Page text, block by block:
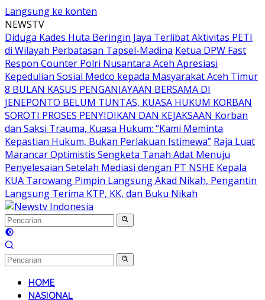
Langsung ke konten
NEWSTV
Diduga Kades Huta Beringin Jaya Terlibat Aktivitas PETI
di Wilayah Perbatasan Tapsel-Madina Ketua DPW Fast
Respon Counter Polri Nusantara Aceh Apresiasi
Kepedulian Sosial Medco kepada Masyarakat Aceh Timur
8 BULAN KASUS PENGANIAYAAN BERSAMA DI
JENEPONTO BELUM TUNTAS, KUASA HUKUM KORBAN
SOROTI PROSES PENYIDIKAN DAN KEJAKSAAN Korban
dan Saksi Trauma, Kuasa Hukum: “Kami Meminta
Kepastian Hukum, Bukan Perlakuan Istimewa” Raja Luat
Marancar Optimistis Sengketa Tanah Adat Menuju
Penyelesaian Setelah Mediasi dengan PT NSHE Kepala
KUA Tarowang Pimpin Langsung Akad Nikah, Pengantin
Langsung Terima KTP, KK, dan Buku Nikah
HOME
NASIONAL